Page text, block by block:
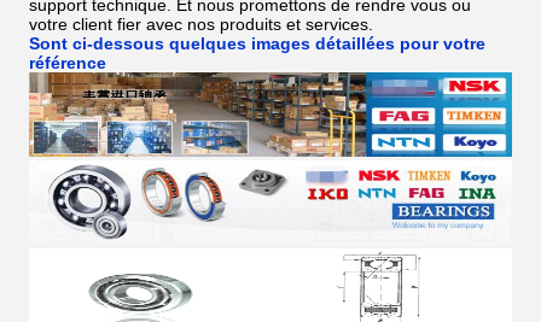
support technique. Et nous promettons de rendre vous ou
votre client fier avec nos produits et services.
Sont ci-dessous quelques images détaillées pour votre
référence